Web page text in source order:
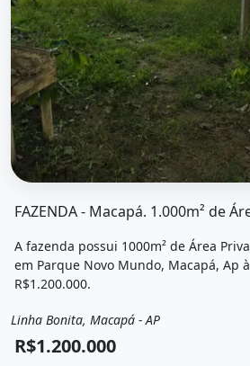
FAZENDA - Macapá. 1.000m² de
A fazenda possui 1000m² de Área
em Parque Novo Mundo, Macapá, Ap
R$1.200.000.
Venda Fazenda / Sítio
Linha Bonita, Macapá - AP
R$1.200.000